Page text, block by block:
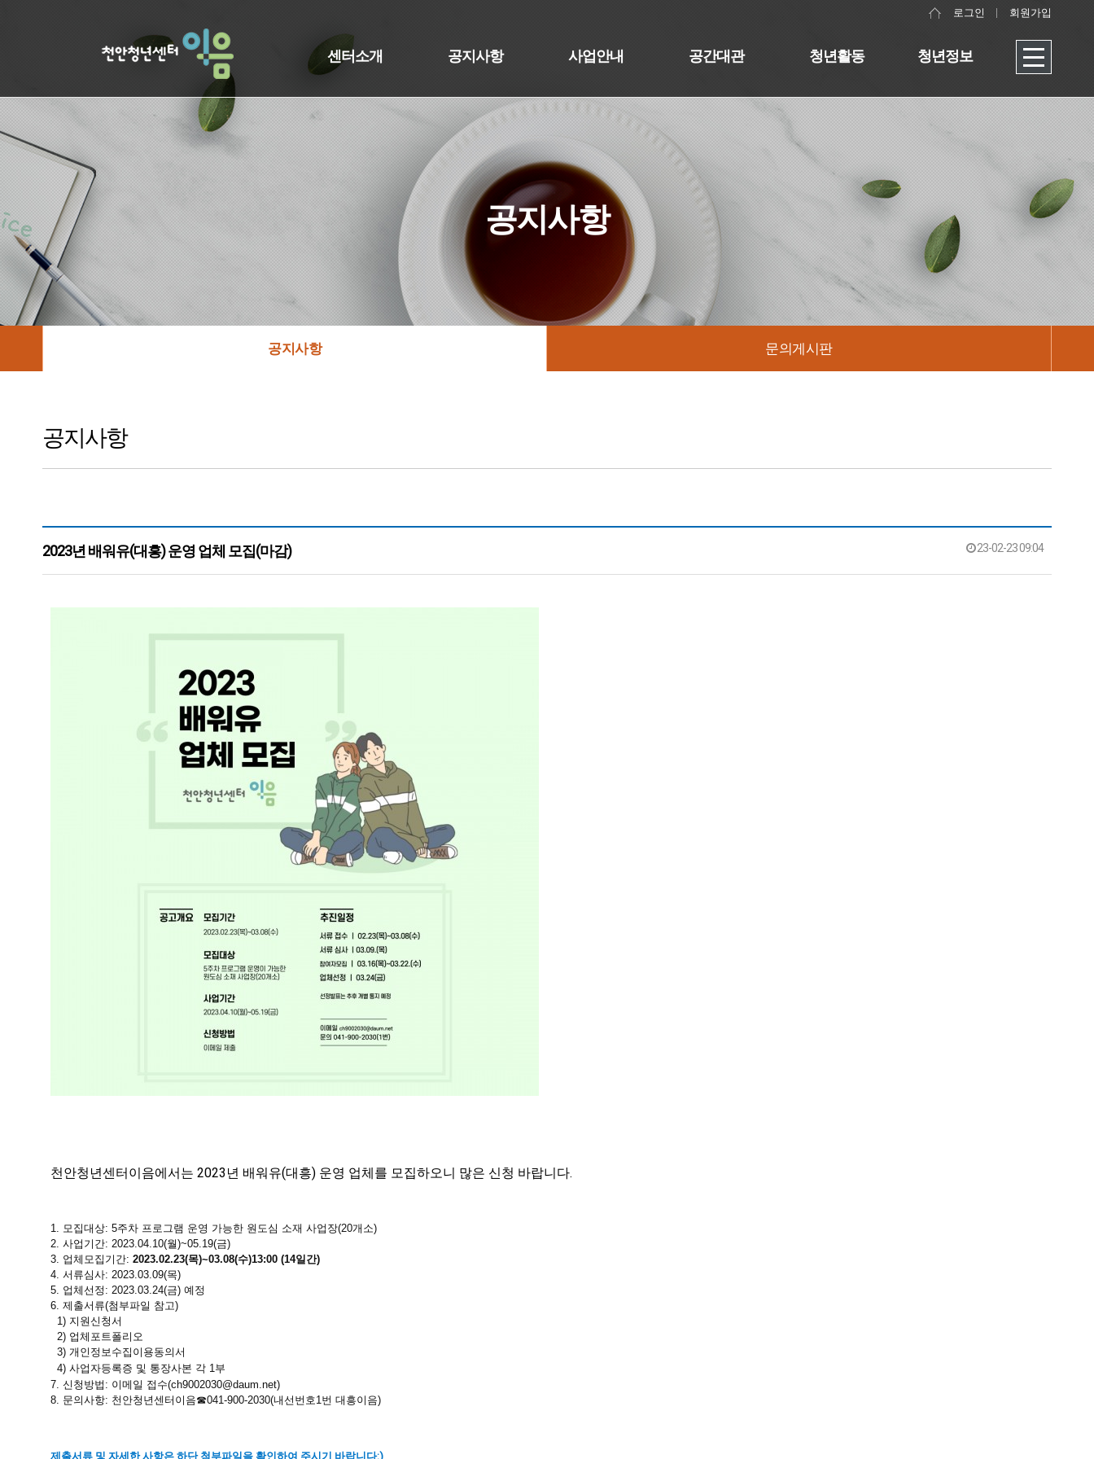
로그인 회원가입
센터소개 공지사항 사업안내 공간대관 청년활동 청년정보
공지사항
공지사항 문의게시판
공지사항
2023년 배워유(대흥) 운영 업체 모집(마감) 23-02-23 09:04
천안청년센터이음에서는 2023년 배워유(대흥) 운영 업체를 모집하오니 많은 신청 바랍니다.
1. 모집대상: 5주차 프로그램 운영 가능한 원도심 소재 사업장(20개소)
2. 사업기간: 2023.04.10(월)~05.19(금)
3. 업체모집기간: 2023.02.23(목)~03.08(수)13:00 (14일간)
4. 서류심사: 2023.03.09(목)
5. 업체선정: 2023.03.24(금) 예정
6. 제출서류(첨부파일 참고)
1) 지원신청서
2) 업체포트폴리오
3) 개인정보수집이용동의서
4) 사업자등록증 및 통장사본 각 1부
7. 신청방법: 이메일 접수(ch9002030@daum.net)
8. 문의사항: 천안청년센터이음☎041-900-2030(내선번호1번 대흥이음)
제출서류 및 자세한 사항은 하단 첨부파일을 확인하여 주시기 바랍니다:)